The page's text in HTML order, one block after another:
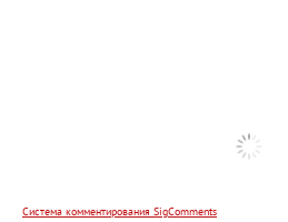
Система комментирования SigComments